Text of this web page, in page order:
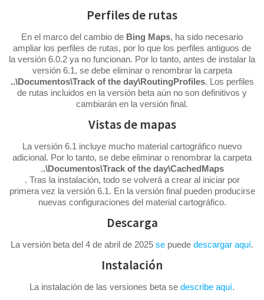
Perfiles de rutas
En el marco del cambio de Bing Maps, ha sido necesario
ampliar los perfiles de rutas, por lo que los perfiles antiguos de
la versión 6.0.2 ya no funcionan. Por lo tanto, antes de instalar la
versión 6.1, se debe eliminar o renombrar la carpeta
..\Documentos\Track of the day\RoutingProfiles. Los perfiles
de rutas incluidos en la versión beta aún no son definitivos y
cambiarán en la versión final.
Vistas de mapas
La versión 6.1 incluye mucho material cartográfico nuevo
adicional. Por lo tanto, se debe eliminar o renombrar la carpeta
..\Documentos\Track of the day\CachedMaps
. Tras la instalación, todo se volverá a crear al iniciar por
primera vez la versión 6.1. En la versión final pueden producirse
nuevas configuraciones del material cartográfico.
Descarga
La versión beta del 4 de abril de 2025 se puede descargar aquí.
Instalación
La instalación de las versiones beta se describe aquí.